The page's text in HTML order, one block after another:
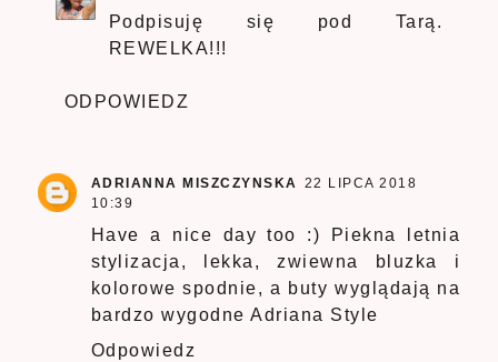
Podpisuję się pod Tarą.
REWELKA!!!
ODPOWIEDZ
ADRIANNA MISZCZYNSKA 22 LIPCA 2018
10:39
Have a nice day too :) Piekna letnia
stylizacja, lekka, zwiewna bluzka i
kolorowe spodnie, a buty wyglądają na
bardzo wygodneAdriana Style
Odpowiedz